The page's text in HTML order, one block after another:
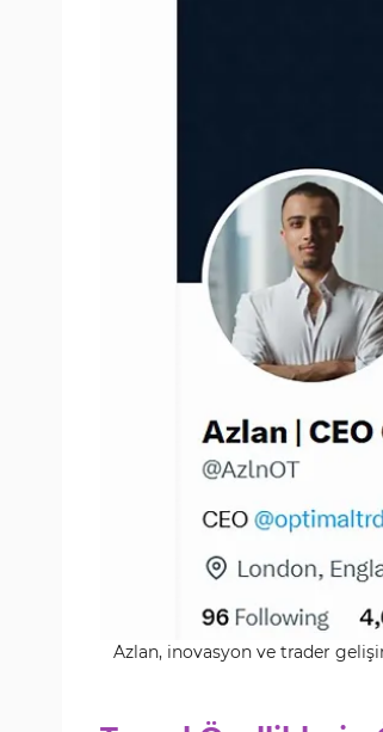
Azlan, inovasyon ve trader